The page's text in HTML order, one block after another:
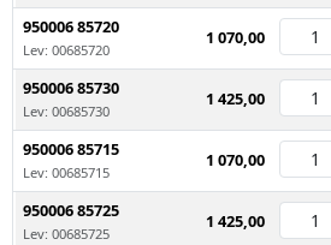
950006 85720
Lev: 00685720
1 070,00
950006 85730
Lev: 00685730
1 425,00
950006 85715
Lev: 00685715
1 070,00
950006 85725
Lev: 00685725
1 425,00